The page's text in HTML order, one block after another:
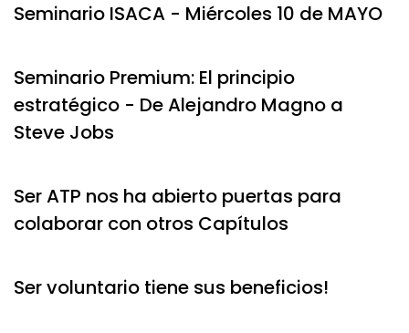
Seminario ISACA - Miércoles 10 de MAYO
Seminario Premium: El principio
estratégico - De Alejandro Magno a
Steve Jobs
Ser ATP nos ha abierto puertas para
colaborar con otros Capítulos
Ser voluntario tiene sus beneficios!